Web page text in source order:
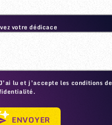
votre dédicace
lu et j’accepte les conditions de
ENVOYER